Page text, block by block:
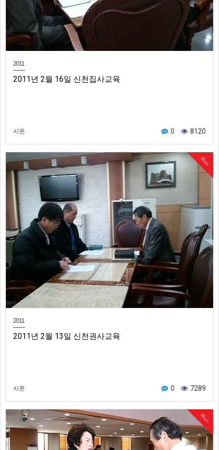
2011
2011년 2월 16일 신천집사교육
시온 0 8120
Hot
2011
2011년 2월 13일 신천권사교육
시온 0 7289
Hot